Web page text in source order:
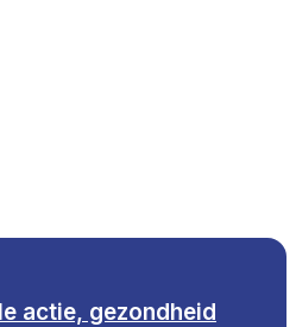
actie, gezondheid